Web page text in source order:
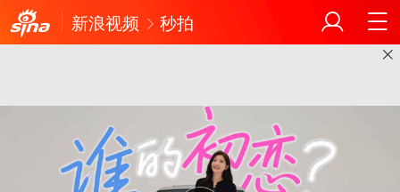
新浪视频 秒拍